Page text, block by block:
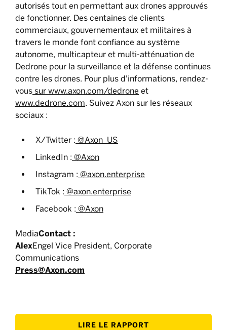
autorisés tout en permettant aux drones approuvés
de fonctionner. Des centaines de clients
commerciaux, gouvernementaux et militaires à
travers le monde font confiance au système
autonome, multicapteur et multi-atténuation de
Dedrone pour la surveillance et la défense continues
contre les drones. Pour plus d'informations, rendez-
vous sur www.axon.com/dedrone et
www.dedrone.com. Suivez Axon sur les réseaux
sociaux :
X/Twitter : @Axon_US
LinkedIn : @Axon
Instagram : @axon.enterprise
TikTok : @axon.enterprise
Facebook : @Axon
‍MediaContact :
‍AlexEngel Vice President, Corporate
Communications
Press@Axon.com
LIRE LE RAPPORT